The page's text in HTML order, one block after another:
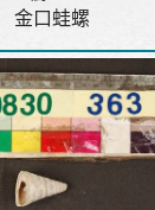
金口蛙螺